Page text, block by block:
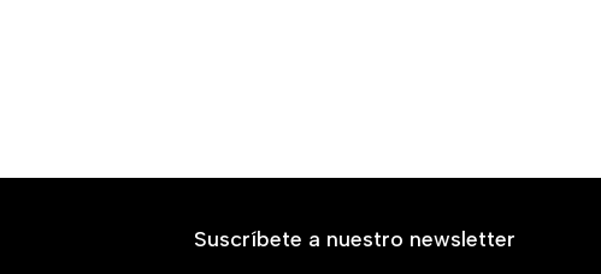
Suscríbete a nuestro newsletter